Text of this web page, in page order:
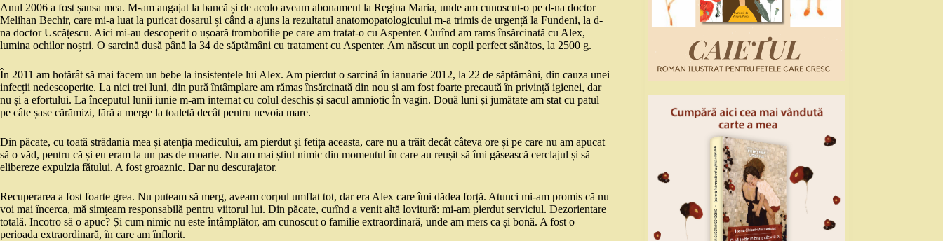
Anul 2006 a fost șansa mea. M-am angajat la bancă și de acolo aveam abonament la Regina Maria, unde am cunoscut-o pe d-na doctor
Melihan Bechir, care mi-a luat la puricat dosarul și când a ajuns la rezultatul anatomopatologicului m-a trimis de urgență la Fundeni, la d-
na doctor Uscățescu. Aici mi-au descoperit o ușoară trombofilie pe care am tratat-o cu Aspenter. Curînd am rams însărcinată cu Alex,
lumina ochilor noștri. O sarcină dusă până la 34 de săptămâni cu tratament cu Aspenter. Am născut un copil perfect sănătos, la 2500 g.
În 2011 am hotărât să mai facem un bebe la insistențele lui Alex. Am pierdut o sarcină în ianuarie 2012, la 22 de săptămâni, din cauza unei
infecții nedescoperite. La nici trei luni, din pură întâmplare am rămas însărcinată din nou și am fost foarte precaută în privință igienei, dar
nu și a efortului. La începutul lunii iunie m-am internat cu colul deschis și sacul amniotic în vagin. Două luni și jumătate am stat cu patul
pe câte șase cărămizi, fără a merge la toaletă decât pentru nevoia mare.
Din păcate, cu toată strădania mea și atenția medicului, am pierdut și fetița aceasta, care nu a trăit decât câteva ore și pe care nu am apucat
să o văd, pentru că și eu eram la un pas de moarte. Nu am mai știut nimic din momentul în care au reușit să îmi găsească cerclajul și să
elibereze expulzia fătului. A fost groaznic. Dar nu descurajator.
Recuperarea a fost foarte grea. Nu puteam să merg, aveam corpul umflat tot, dar era Alex care îmi dădea forță. Atunci mi-am promis că nu
voi mai încerca, mă simțeam responsabilă pentru viitorul lui. Din păcate, curînd a venit altă lovitură: mi-am pierdut serviciul. Dezorientare
totală. Incotro să o apuc? Și cum nimic nu este întâmplător, am cunoscut o familie extraordinară, unde am mers ca și bonă. A fost o
perioada extraordinară, în care am înflorit.